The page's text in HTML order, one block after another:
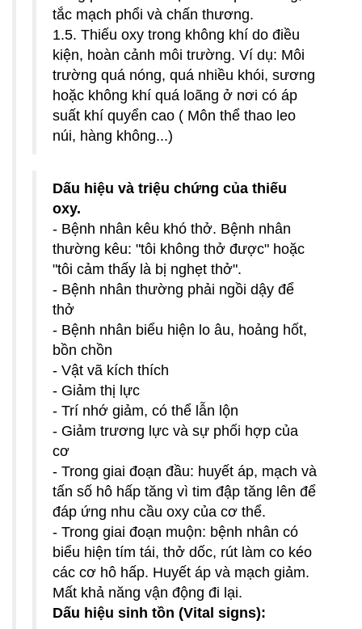
tắc mạch phổi và chấn thương.
1.5. Thiếu oxy trong không khí do điều
kiện, hoàn cảnh môi trường. Ví dụ: Môi
trường quá nóng, quá nhiều khói, sương
hoặc không khí quá loãng ở nơi có áp
suất khí quyển cao ( Môn thể thao leo
núi, hàng không...)
Dấu hiệu và triệu chứng của thiếu
oxy.
- Bệnh nhân kêu khó thở. Bệnh nhân
thường kêu: "tôi không thở được" hoặc
"tôi cảm thấy là bị nghẹt thở".
- Bệnh nhân thường phải ngồi dậy để
thở
- Bệnh nhân biểu hiện lo âu, hoảng hốt,
bồn chồn
- Vật vã kích thích
- Giảm thị lực
- Trí nhớ giảm, có thể lẫn lộn
- Giảm trương lực và sự phối hợp của
cơ
- Trong giai đoạn đầu: huyết áp, mạch và
tấn số hô hấp tăng vì tim đập tăng lên để
đáp ứng nhu cầu oxy của cơ thể.
- Trong giai đoạn muộn: bệnh nhân có
biểu hiện tím tái, thở dốc, rút làm co kéo
các cơ hô hấp. Huyết áp và mạch giảm.
Mất khả năng vận động đi lại.
Dấu hiệu sinh tồn (Vital signs):